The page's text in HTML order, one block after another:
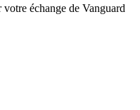
échange de Vanguard